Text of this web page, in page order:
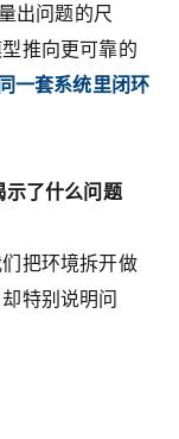
出问题的尺
推向更可靠的
一套系统里闭环
了什么问题
把环境拆开做
特别说明问